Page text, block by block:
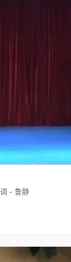
，周文涛名次一下子
很多事情要做，已经
胜利"。周文涛把学
快，重要的要坚持下
，长号就像身边一个
欢于对这样欢乐的氛
偶尔的，周文涛受到
是他最喜欢的，"马
/黄昏暖暖/融化/铠
队的同学到清
行车，从东校门一
食堂的饭菜很香，
脸上掩不住的朝气
西，骑着自行车
- 鲁静